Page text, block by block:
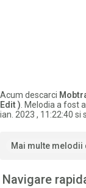
Acum descarci
Edit ) . Melodia a fost
ian. 2023 , 11:22:40
Mai multe melodii
Navigare